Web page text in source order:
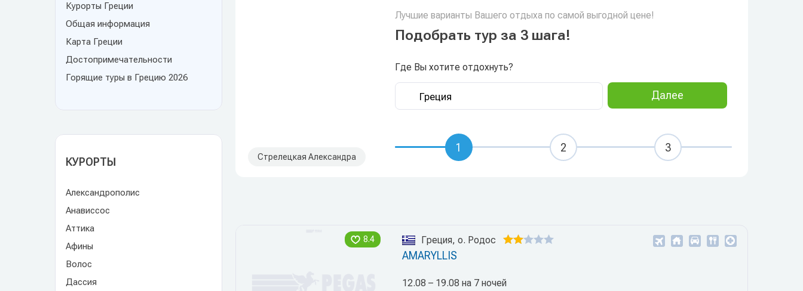
Курорты Греции
Общая информация
Карта Греции
Достопримечательности
Горящие туры в Грецию 2026
КУРОРТЫ
Александрополис
Анависсос
Аттика
Афины
Волос
Дассия
Стрелецкая Александра
Лучшие варианты Вашего отдыха по самой выгодной цене!
Подобрать тур за 3 шага!
Где Вы хотите отдохнуть?
Далее
1 2 3
8.4 Греция, о. Родос
AMARYLLIS
12.08 – 19.08 на 7 ночей